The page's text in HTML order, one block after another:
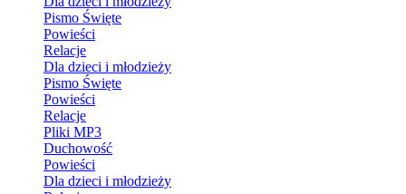
Pismo Święte
Powieści
Relacje
Dla dzieci i młodzieży
Pismo Święte
Powieści
Relacje
Pliki MP3
Duchowość
Powieści
Dla dzieci i młodzieży